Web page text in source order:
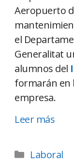
Aeropuerto
el
Generalitat
alumnos del
formarán en
empresa.
Leer más
Laboral